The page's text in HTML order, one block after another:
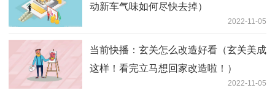
动新车气味如何尽快去掉）
2022-11-05
当前快播：玄关怎么改造好看（玄关美成
这样！看完立马想回家改造啦！）
2022-11-05